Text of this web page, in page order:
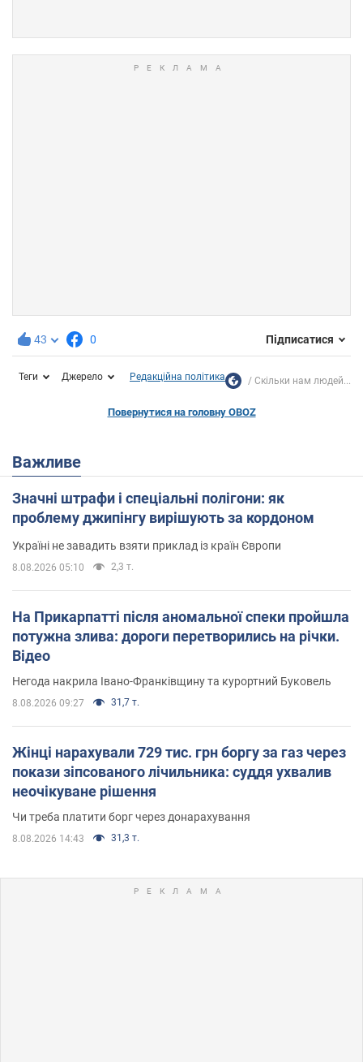
43 0 Підписатися
Теги Джерело Редакційна політика Скільки нам людей...
Повернутися на головну OBOZ
Важливе
Значні штрафи і спеціальні полігони: як
проблему джипінгу вирішують за кордоном
Україні не завадить взяти приклад із країн Європи
8.08.2026 05:10 2,3 т.
На Прикарпатті після аномальної спеки пройшла
потужна злива: дороги перетворились на річки.
Відео
Негода накрила Івано-Франківщину та курортний Буковель
8.08.2026 09:27 31,7 т.
Жінці нарахували 729 тис. грн боргу за газ через
покази зіпсованого лічильника: суддя ухвалив
неочікуване рішення
Чи треба платити борг через донарахування
8.08.2026 14:43 31,3 т.